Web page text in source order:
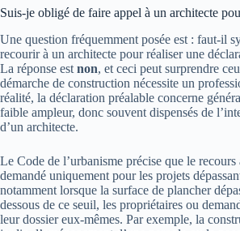
Suis-je obligé de faire appel à un architecte
Une question fréquemment posée est : faut-il
recourir à un architecte pour réaliser une
La réponse est non, et ceci peut surprendre
démarche de construction nécessite un
réalité, la déclaration préalable concerne
faible ampleur, donc souvent dispensés de
d’un architecte.
Le Code de l’urbanisme précise que le recours
demandé uniquement pour les projets
notamment lorsque la surface de plancher
dessous de ce seuil, les propriétaires ou
leur dossier eux-mêmes. Par exemple, la